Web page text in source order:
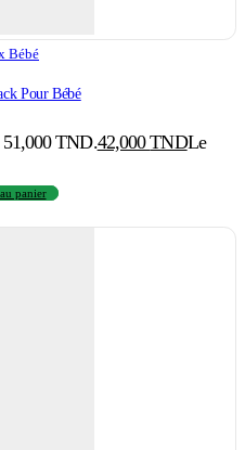
Bébé
Pour Bébé
TND.42,000TNDLe
panier